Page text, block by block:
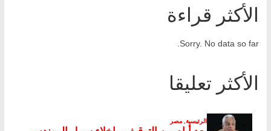
الأكثر قراءة
Sorry. No data so far.
الأكثر تعليقا